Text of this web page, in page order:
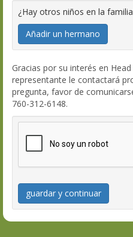
¿Hay otros niños en la
Añadir un hermano
Gracias por su interés en
representante le contactará
pregunta, favor de
760-312-6148.